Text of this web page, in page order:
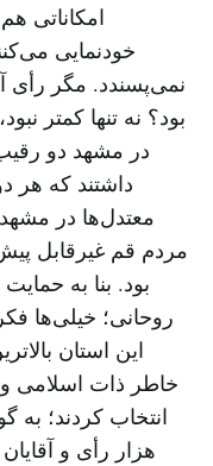
امکاناتی
خودنمایی
نمی‌پسندد. مگر رأی
بود؟ نه تنها کمتر
در مشهد دو رقیب
داشتند که هر
معتدل‌ها در مشهد
مردم قم غیرقابل
بود. بنا به
روحانی؛ خیلی‌ها
این استان
خاطر ذات اسلامی و